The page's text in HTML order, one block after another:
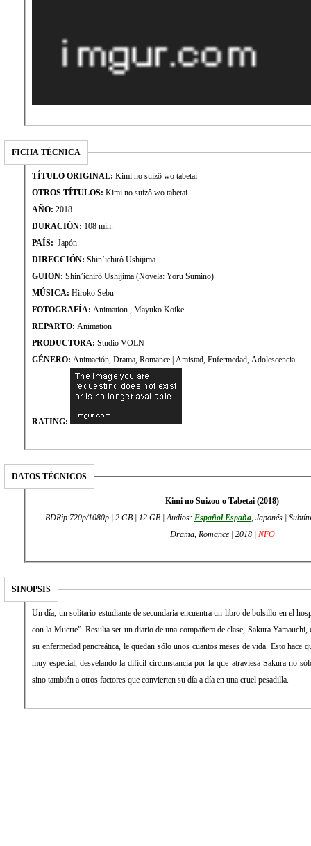
FICHA TÉCNICA
TÍTULO ORIGINAL: Kimi no suizô wo tabetai
OTROS TÍTULOS: Kimi no suizô wo tabetai
AÑO: 2018
DURACIÓN: 108 min.
PAÍS: Japón
DIRECCIÓN: Shin’ichirô Ushijima
GUION: Shin’ichirô Ushijima (Novela: Yoru Sumino)
MÚSICA: Hiroko Sebu
FOTOGRAFÍA:
Animation , Mayuko Koike
REPARTO: Animation
PRODUCTORA: Studio VOLN
GÉNERO:
Animación, Drama, Romance | Amistad, Enfermedad, Adolescencia
RATING:
DATOS TÉCNICOS
Kimi no Suizou o Tabetai (2018)
BDRip 720p/1080p | 2 GB | 12 GB | Audios: Español España , Japonés |
Drama, Romance | 2018 | NFO
SINOPSIS
Un día, un solitario estudiante de secundaria encuentra un libro de bolsillo en el
con la Muerte”. Resulta ser un diario de una compañera de clase, Sakura
su enfermedad pancreática, le quedan sólo unos cuantos meses de vida. Esto hace
muy especial, desvelando la difícil circunstancia por la que atraviesa Sakura no
sino también a otros factores que convierten su día a día en una cruel pesadilla.